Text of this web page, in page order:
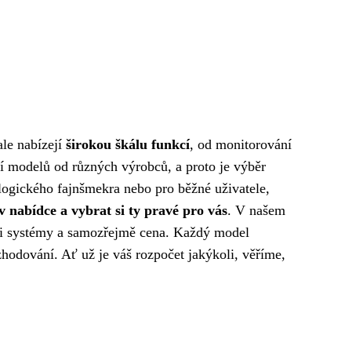
nabízejí širokou škálu funkcí, od monitorování
od různých výrobců, a proto je výběr
fajnšmekra nebo pro běžné uživatele,
nabídce a vybrat si ty pravé pro vás. V našem
a samozřejmě cena. Každý model
Ať už je váš rozpočet jakýkoli, věříme,